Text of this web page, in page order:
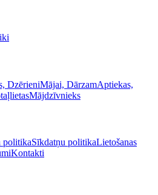
DzērieniMājai, DārzamAptiekas,
Mājdzīvnieks
politikaSīkdatņu politikaLietošanas
Kontakti